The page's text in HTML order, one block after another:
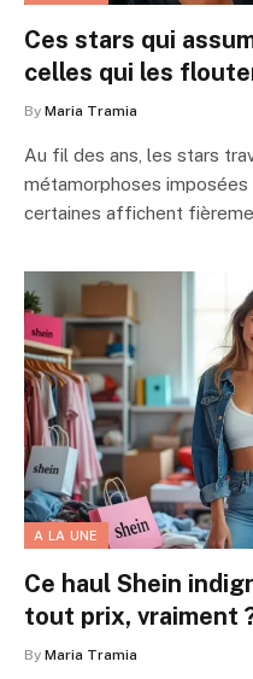
Ces stars qui
celles qui les
By Maria Tramia
Au fil des ans, les stars
métamorphoses imposées
certaines affichent
A LA UNE
Ce haul Shein
tout prix, vraiment
By Maria Tramia